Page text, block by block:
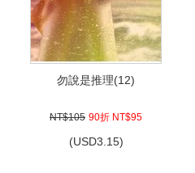
勿說是推理(12)
NT$105 90折 NT$95
(USD3.15)